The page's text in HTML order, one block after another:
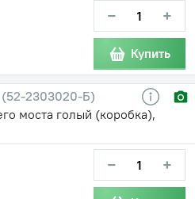
− +
Купить
2303020-Б)
моста голый (коробка),
− +